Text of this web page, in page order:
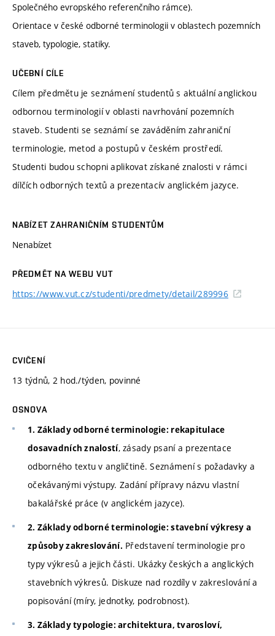
Společného evropského referenčního rámce).
Orientace v české odborné terminologii v oblastech pozemních
staveb, typologie, statiky.
UČEBNÍ CÍLE
Cílem předmětu je seznámení studentů s aktuální anglickou
odbornou terminologií v oblasti navrhování pozemních
staveb. Studenti se seznámí se zaváděním zahraniční
terminologie, metod a postupů v českém prostředí.
Studenti budou schopni aplikovat získané znalosti v rámci
dílčích odborných textů a prezentacív anglickém jazyce.
NABÍZET ZAHRANIČNÍM STUDENTŮM
Nenabízet
PŘEDMĚT NA WEBU VUT
https://www.vut.cz/studenti/predmety/detail/289996
CVIČENÍ
13 týdnů, 2 hod./týden, povinné
OSNOVA
1. Základy odborné terminologie: rekapitulace
dosavadních znalostí, zásady psaní a prezentace
odborného textu v angličtině. Seznámení s požadavky a
očekávanými výstupy. Zadání přípravy názvu vlastní
bakalářské práce (v anglickém jazyce).
2. Základy odborné terminologie: stavební výkresy a
způsoby zakreslování. Představení terminologie pro
typy výkresů a jejich části. Ukázky českých a anglických
stavebních výkresů. Diskuze nad rozdíly v zakreslování a
popisování (míry, jednotky, podrobnost).
3. Základy typologie: architektura, tvarosloví,